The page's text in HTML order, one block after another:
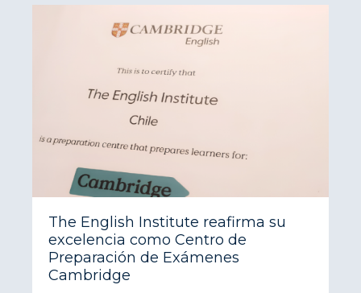
The English Institute reafirma su
excelencia como Centro de
Preparación de Exámenes
Cambridge